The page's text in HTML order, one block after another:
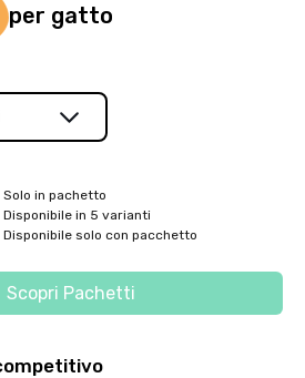
per gatto
Solo in pachetto
Disponibile in 5 varianti
Disponibile solo con pacchetto
Scopri Pachetti